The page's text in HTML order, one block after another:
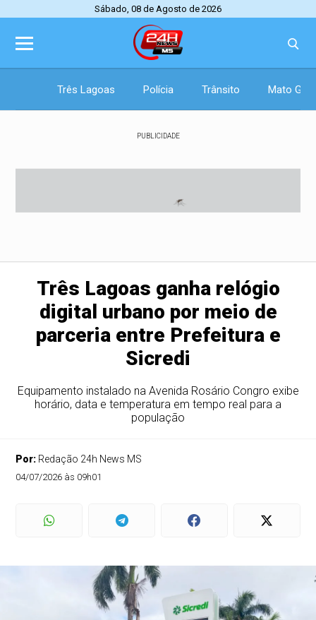
Sábado, 08 de Agosto de 2026
Três Lagoas Polícia Trânsito Mato
PUBLICIDADE
Três Lagoas ganha relógio
digital urbano por meio de
parceria entre Prefeitura e
Sicredi
Equipamento instalado na Avenida Rosário Congro exibe
horário, data e temperatura em tempo real para a
população
Por: Redação 24h News MS
04/07/2026 às 09h01